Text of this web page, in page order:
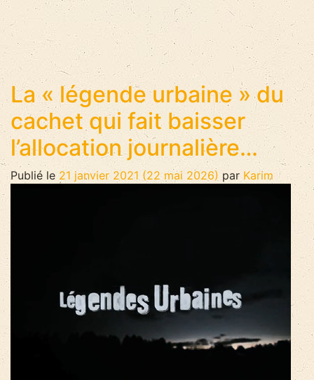
La « légende urbaine » du
cachet qui fait baisser
l’allocation journalière…
Publié le 21 janvier 2021 (22 mai 2026) par Karim